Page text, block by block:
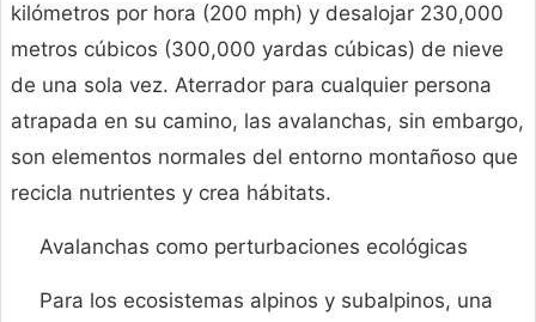
kilómetros por hora (200 mph) y desalojar 230,000
metros cúbicos (300,000 yardas cúbicas) de nieve
de una sola vez. Aterrador para cualquier persona
atrapada en su camino, las avalanchas, sin embargo,
son elementos normales del entorno montañoso que
recicla nutrientes y crea hábitats.
Avalanchas como perturbaciones ecológicas
Para los ecosistemas alpinos y subalpinos, una